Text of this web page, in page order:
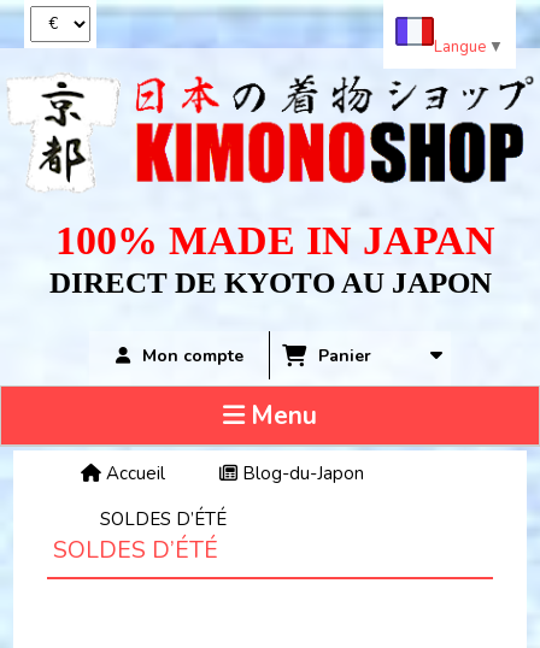
100% MADE IN JAPAN
DIRECT DE KYOTO AU JAPON
Mon compte Panier
Menu
Accueil
Blog-du-Japon
SOLDES D’ÉTÉ
SOLDES D’ÉTÉ
Langue ▼
Panneau de gestion des cookies